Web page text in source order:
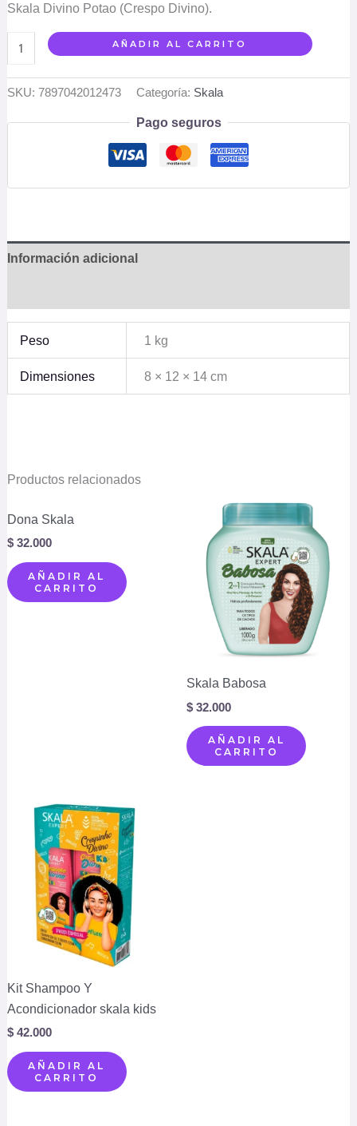
Skala Divino Potao (Crespo Divino).
AÑADIR AL CARRITO
SKU: 7897042012473 Categoría: Skala
Pago seguros
Información adicional
Peso 1 kg
Dimensiones 8 × 12 × 14 cm
Productos relacionados
Dona Skala
$32.000
AÑADIR AL
CARRITO
Skala Babosa
$ 32.000
AÑADIR AL
CARRITO
Kit Shampoo Y
Acondicionador skala kids
$42.000
AÑADIR AL
CARRITO